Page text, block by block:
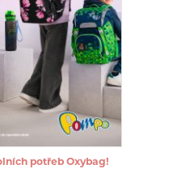
potřeb Oxybag!